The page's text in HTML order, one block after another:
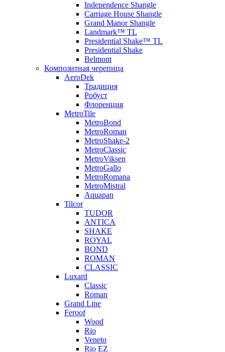
Independence Shangle
Carriage House Shangle
Grand Manor Shangle
Landmark™ TL
Presidential Shake™ TL
Presidential Shake
Belmont
Композитная черепица
AeroDek
Традиция
Робуст
Флоренция
MetroTile
MetroBond
MetroRoman
MetroShake-2
MetroClassic
MetroViksen
MetroGallo
MetroRomana
MetroMistral
Aquapan
Tilcor
TUDOR
ANTICA
SHAKE
ROYAL
BOND
ROMAN
CLASSIC
Luxard
Classic
Roman
Grand Line
Feroof
Wood
Rio
Veneto
Rio EZ